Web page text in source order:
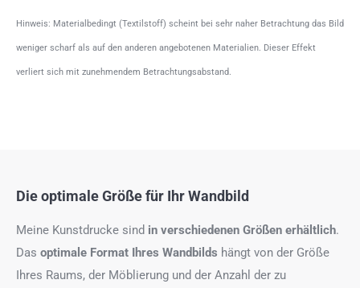
Hinweis: Materialbedingt (Textilstoff) scheint bei sehr naher Betrachtung das Bild
weniger scharf als auf den anderen angebotenen Materialien. Dieser Effekt
verliert sich mit zunehmendem Betrachtungsabstand.
Die optimale Größe für Ihr Wandbild
Meine Kunstdrucke sind in verschiedenen Größen erhältlich.
Das optimale Format Ihres Wandbilds hängt von der Größe
Ihres Raums, der Möblierung und der Anzahl der zu